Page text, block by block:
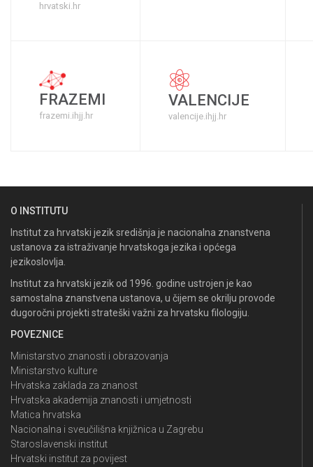
hrvatski.hr
FRAZEMI
frazemi.ihjj.hr
VALENCIJE
valencije.ihjj.hr
O INSTITUTU
Institut za hrvatski jezik središnja je nacionalna znanstvena
ustanova za istraživanje hrvatskoga jezika i općega
jezikoslovlja.
Institut za hrvatski jezik od 1996. godine ustrojen je kao
samostalna znanstvena ustanova, u čijem se okrilju provode
dugoročni projekti strateški važni za hrvatsku filologiju.
POVEZNICE
Ministarstvo znanosti i obrazovanja
Ministarstvo kulture
Hrvatska zaklada za znanost
Hrvatska akademija znanosti i umjetnosti
Matica hrvatska
Nacionalna i sveučilišna knjižnica u Zagrebu
Staroslavenski institut
Hrvatski institut za povijest